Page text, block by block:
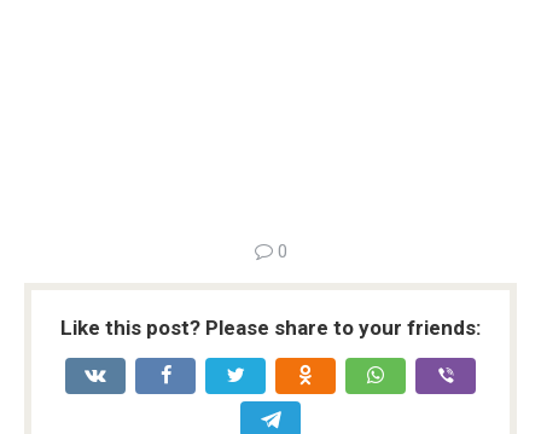
0
Like this post? Please share to your friends: